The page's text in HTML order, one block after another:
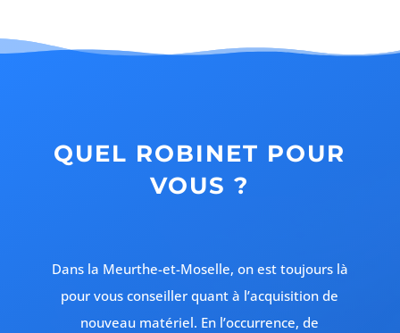
QUEL ROBINET POUR
VOUS ?
Dans la Meurthe-et-Moselle, on est toujours là
pour vous conseiller quant à l’acquisition de
nouveau matériel. En l’occurrence, de